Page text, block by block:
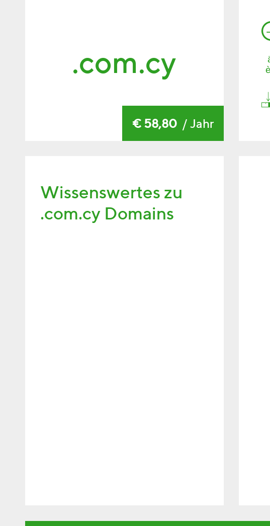
.com.cy
€ 58,80/ Jahr
Wissenswertes zu
.com.cy Domains